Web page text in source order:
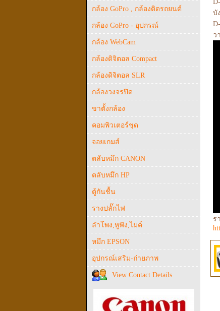
กล้อง GoPro , กล้องติดรถยนต์
กล้อง GoPro - อุปกรณ์
กล้อง WebCam
กล้องดิจิตอล Compact
กล้องดิจิตอล SLR
กล้องวงจรปิด
ขาตั้งกล้อง
คอมพิวเตอร์ชุด
จอยเกมส์
ตลับหมึก CANON
ตลับหมึก HP
ตู้กันชื้น
รางปลั๊กไฟ
ลำโพง,หูฟัง,ไมค์
หมึก EPSON
อุปกรณ์เสริม-ถ่ายภาพ
View Contact Details
บั
ว
ร